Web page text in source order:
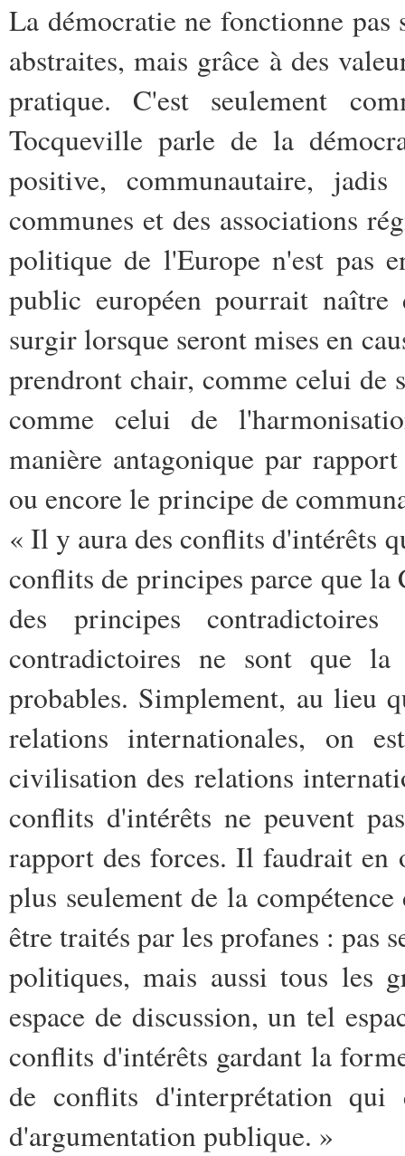
La démocratie ne fonctionne pas
abstraites, mais grâce à des
pratique. C'est seulement
Tocqueville parle de la
positive, communautaire,
communes et des associations
politique de l'Europe n'est pas
public européen pourrait
surgir lorsque seront mises en
prendront chair, comme celui de
comme celui de
manière antagonique par
ou encore le principe de
« Il y aura des conflits d'intérêts
conflits de principes parce que
des principes
contradictoires ne sont que
probables. Simplement, au lieu
relations internationales, on
civilisation des relations
conflits d'intérêts ne peuvent
rapport des forces. Il faudrait en
plus seulement de la
être traités par les profanes : pas
politiques, mais aussi tous les
espace de discussion, un tel
conflits d'intérêts gardant la
de conflits d'interprétation qui
d'argumentation publique. »